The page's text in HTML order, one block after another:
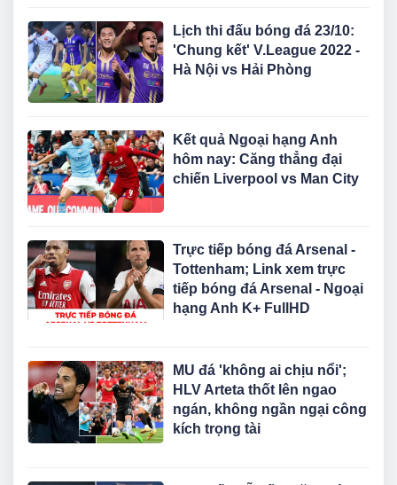
Lịch thi đấu bóng đá 23/10:
'Chung kết' V.League 2022 -
Hà Nội vs Hải Phòng
Kết quả Ngoại hạng Anh
hôm nay: Căng thẳng đại
chiến Liverpool vs Man City
Trực tiếp bóng đá Arsenal -
Tottenham; Link xem trực
tiếp bóng đá Arsenal - Ngoại
hạng Anh K+ FullHD
MU đá 'không ai chịu nổi';
HLV Arteta thốt lên ngao
ngán, không ngần ngại công
kích trọng tài